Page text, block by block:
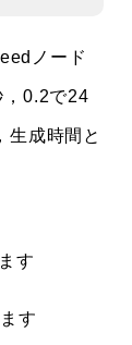
ノード
，0.2で24
生成時間と
す
す